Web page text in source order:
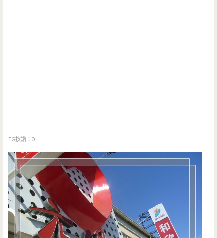
TG按讚：0